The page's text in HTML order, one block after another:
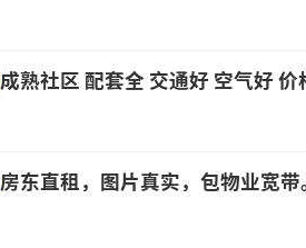
成熟社区 配套全 交通好 空气好 价
房东直租，图片真实，包物业宽